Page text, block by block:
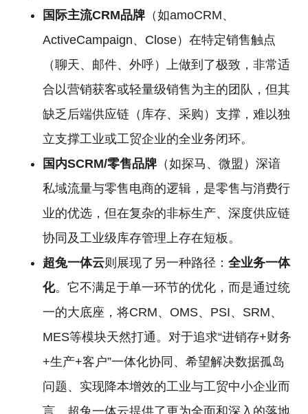
国际主流CRM品牌 （如amoCRM、
ActiveCampaign、Close）在特定销售触点
（聊天、邮件、外呼）上做到了极致，非常适
合以营销获客或轻量级销售为主的团队，但其
缺乏后端供应链（库存、采购）支撑，难以独
立支撑工业或工贸企业的全业务闭环。
国内SCRM/零售品牌 （如探马、微盟）深谙
私域流量与零售电商的逻辑，是零售与消费行
业的优选，但在复杂的非标生产、深度供应链
协同及工业级库存管理上存在短板。
超兔一体云则展现了另一种路径：全业务一体
化。它不满足于单一环节的优化，而是通过统
一的大底座，将CRM、OMS、PSI、SRM、
MES等模块天然打通。对于追求“进销存+财务
+生产+客户”一体化协同、希望解决数据孤岛
问题、实现降本增效的工业与工贸中小企业而
言，超兔一体云提供了更为全面和深入的落地